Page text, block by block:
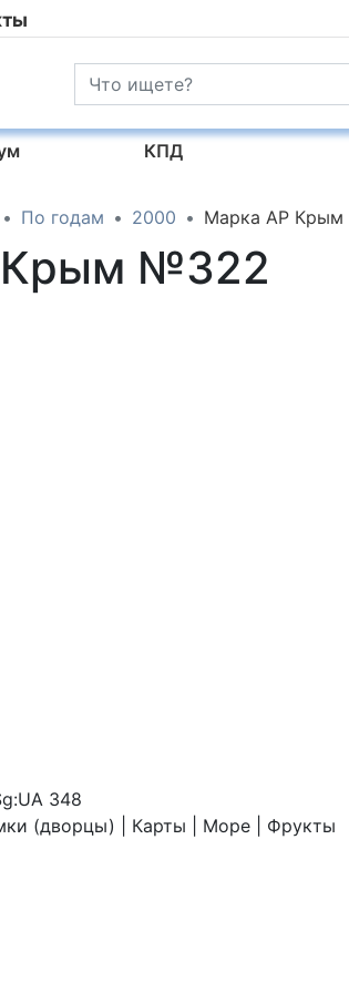
КПД
По годам 2000 Марка АР Крым
Крым №322
348
(дворцы) | Карты | Море | Фрукты